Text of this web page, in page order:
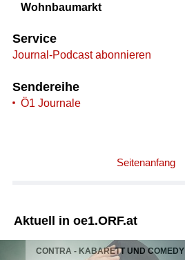
Wohnbaumarkt
Service
Journal-Podcast abonnieren
Sendereihe
Ö1 Journale
Seitenanfang
Aktuell in oe1.ORF.at
CONTRA - KABARETT UND COMEDY